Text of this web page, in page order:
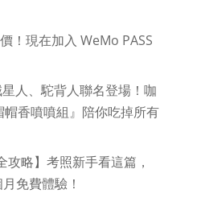
！現在加入 WeMo PASS
人、駝背人聯名登場！咖
香噴噴組』陪你吃掉所有
攻略】考照新手看這篇，
免費體驗！